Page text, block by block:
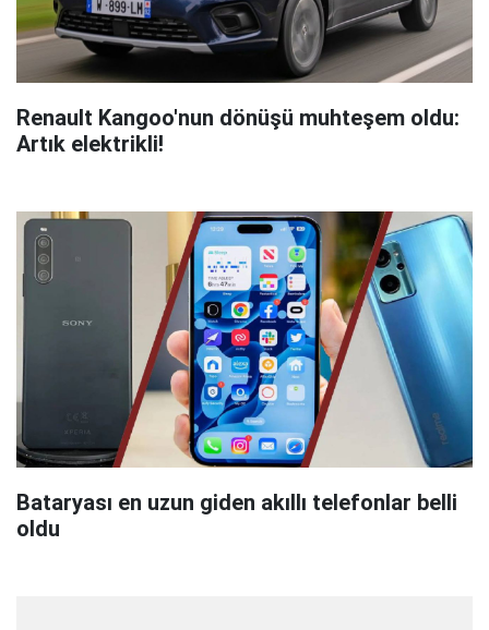
Renault Kangoo'nun dönüşü muhteşem oldu:
Artık elektrikli!
Bataryası en uzun giden akıllı telefonlar belli
oldu